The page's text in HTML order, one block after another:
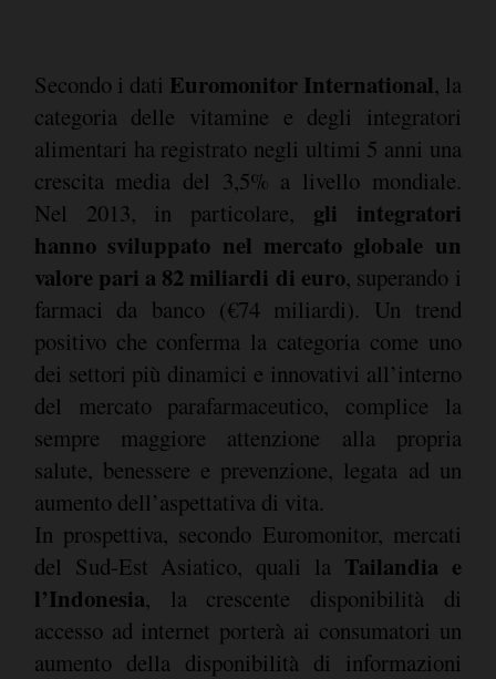
Secondo i dati Euromonitor International, la
categoria delle vitamine e degli integratori
alimentari ha registrato negli ultimi 5 anni una
crescita media del 3,5% a livello mondiale.
Nel 2013, in particolare, gli integratori
hanno sviluppato nel mercato globale un
valore pari a 82 miliardi di euro, superando i
farmaci da banco (€74 miliardi). Un trend
positivo che conferma la categoria come uno
dei settori più dinamici e innovativi all’interno
del mercato parafarmaceutico, complice la
sempre maggiore attenzione alla propria
salute, benessere e prevenzione, legata ad un
aumento dell’aspettativa di vita.
In prospettiva, secondo Euromonitor, mercati
del Sud-Est Asiatico, quali la Tailandia e
l’Indonesia, la crescente disponibilità di
accesso ad internet porterà ai consumatori un
aumento della disponibilità di informazioni